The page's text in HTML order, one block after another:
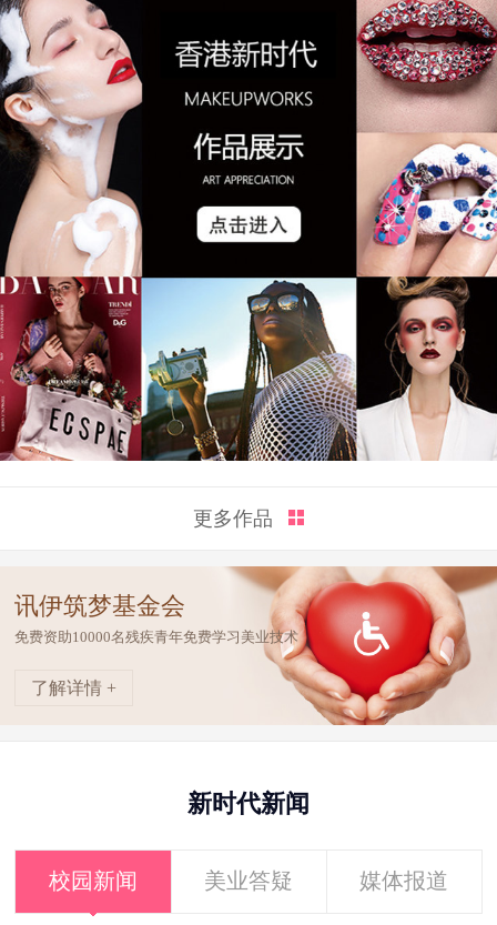
更多作品
讯伊筑梦基金会
免费资助10000名残疾青年免费学习美业技术
了解详情 +
新时代新闻
校园新闻 美业答疑 媒体报道